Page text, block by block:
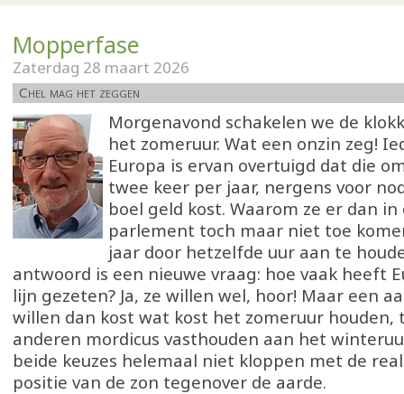
Mopperfase
Zaterdag 28 maart 2026
Chel mag het zeggen
Morgenavond schakelen we de
het zomeruur. Wat een onzin zeg!
Europa is ervan overtuigd dat die
twee keer per jaar, nergens voor
boel geld kost. Waarom ze er dan
parlement toch maar niet toe
jaar door hetzelfde uur aan te
antwoord is een nieuwe vraag: hoe vaak heeft
lijn gezeten? Ja, ze willen wel, hoor! Maar een
willen dan kost wat kost het zomeruur houden,
anderen mordicus vasthouden aan het
beide keuzes helemaal niet kloppen met de
positie van de zon tegenover de aarde.